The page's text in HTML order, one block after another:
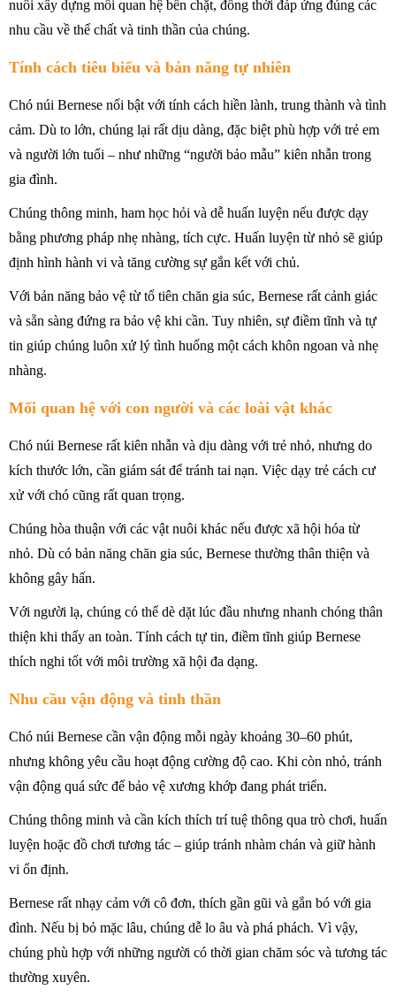
nuôi xây dựng mối quan hệ bền chặt, đồng thời đáp ứng đúng các
nhu cầu về thể chất và tinh thần của chúng.
Tính cách tiêu biểu và bản năng tự nhiên
Chó núi Bernese nổi bật với tính cách hiền lành, trung thành và tình
cảm. Dù to lớn, chúng lại rất dịu dàng, đặc biệt phù hợp với trẻ em
và người lớn tuổi – như những “người bảo mẫu” kiên nhẫn trong
gia đình.
Chúng thông minh, ham học hỏi và dễ huấn luyện nếu được dạy
bằng phương pháp nhẹ nhàng, tích cực. Huấn luyện từ nhỏ sẽ giúp
định hình hành vi và tăng cường sự gắn kết với chủ.
Với bản năng bảo vệ từ tổ tiên chăn gia súc, Bernese rất cảnh giác
và sẵn sàng đứng ra bảo vệ khi cần. Tuy nhiên, sự điềm tĩnh và tự
tin giúp chúng luôn xử lý tình huống một cách khôn ngoan và nhẹ
nhàng.
Mối quan hệ với con người và các loài vật khác
Chó núi Bernese rất kiên nhẫn và dịu dàng với trẻ nhỏ, nhưng do
kích thước lớn, cần giám sát để tránh tai nạn. Việc dạy trẻ cách cư
xử với chó cũng rất quan trọng.
Chúng hòa thuận với các vật nuôi khác nếu được xã hội hóa từ
nhỏ. Dù có bản năng chăn gia súc, Bernese thường thân thiện và
không gây hấn.
Với người lạ, chúng có thể dè dặt lúc đầu nhưng nhanh chóng thân
thiện khi thấy an toàn. Tính cách tự tin, điềm tĩnh giúp Bernese
thích nghi tốt với môi trường xã hội đa dạng.
Nhu cầu vận động và tinh thần
Chó núi Bernese cần vận động mỗi ngày khoảng 30–60 phút,
nhưng không yêu cầu hoạt động cường độ cao. Khi còn nhỏ, tránh
vận động quá sức để bảo vệ xương khớp đang phát triển.
Chúng thông minh và cần kích thích trí tuệ thông qua trò chơi, huấn
luyện hoặc đồ chơi tương tác – giúp tránh nhàm chán và giữ hành
vi ổn định.
Bernese rất nhạy cảm với cô đơn, thích gần gũi và gắn bó với gia
đình. Nếu bị bỏ mặc lâu, chúng dễ lo âu và phá phách. Vì vậy,
chúng phù hợp với những người có thời gian chăm sóc và tương tác
thường xuyên.